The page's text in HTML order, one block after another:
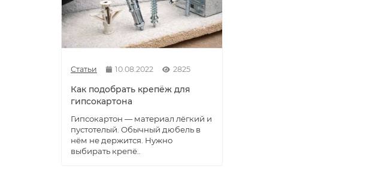
Статьи 10.08.2022 2825
Как подобрать крепёж для
гипсокартона
Гипсокартон — материал лёгкий и
пустотелый. Обычный дюбель в
нём не держится. Нужно
выбирать крепё..